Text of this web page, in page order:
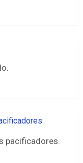
pacificadores.